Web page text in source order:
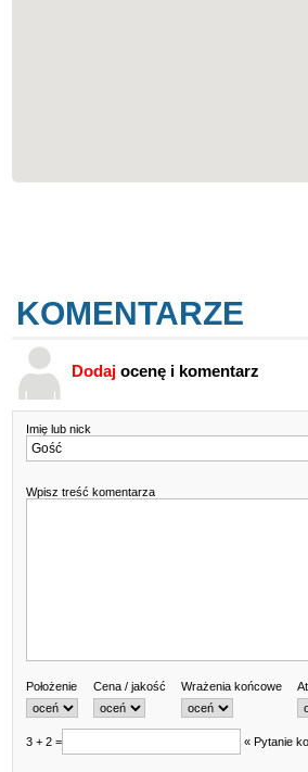
KOMENTARZE
Dodaj ocenę i komentarz
Imię lub nick
Wpisz treść komentarza
Położenie Cena / jakość Wrażenia końcowe
3 + 2 = « Pytanie